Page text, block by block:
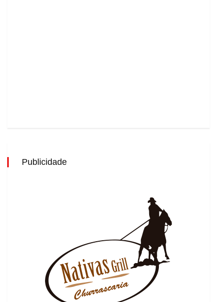
Publicidade